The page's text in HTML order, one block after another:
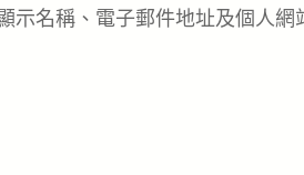
示名稱、電子郵件地址及個人網